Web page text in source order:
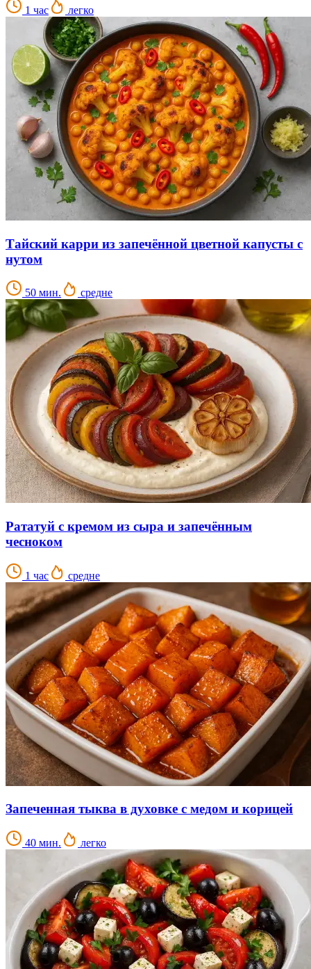
1 час легко
Тайский карри из запечённой цветной капусты с
нутом
50 мин. средне
Рататуй с кремом из сыра и запечённым
чесноком
1 час средне
Запеченная тыква в духовке с медом и корицей
40 мин. легко